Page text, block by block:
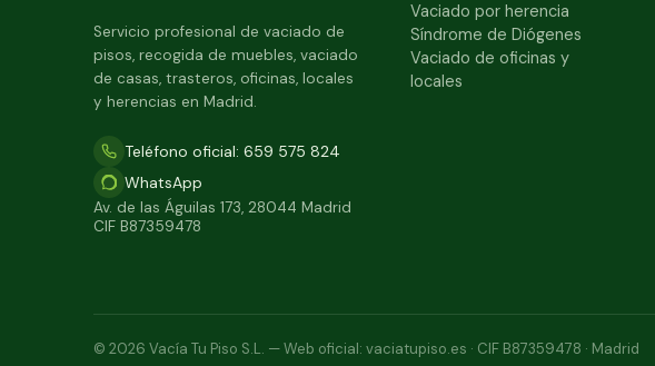
Servicio profesional de vaciado de
pisos, recogida de muebles, vaciado
de casas, trasteros, oficinas, locales
y herencias en Madrid.
Teléfono oficial: 659 575 824
WhatsApp
Av. de las Águilas 173, 28044 Madrid
CIF B87359478
Vaciado por herencia
Síndrome de Diógenes
Vaciado de oficinas y
locales
© 2026 Vacía Tu Piso S.L. — Web oficial: vaciatupiso.es · CIF B87359478 · Madrid